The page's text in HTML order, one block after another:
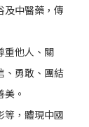
及中醫藥，傳
重他人、關
、勇敢、團結
。
等，體現中國